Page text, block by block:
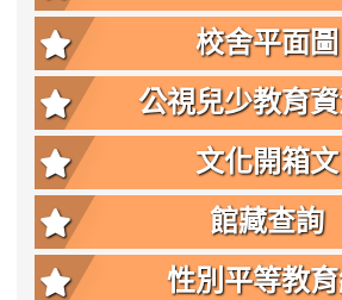
點
校舍平面圖
公視兒少教育
文化開箱文
館藏查詢
性別平等教育